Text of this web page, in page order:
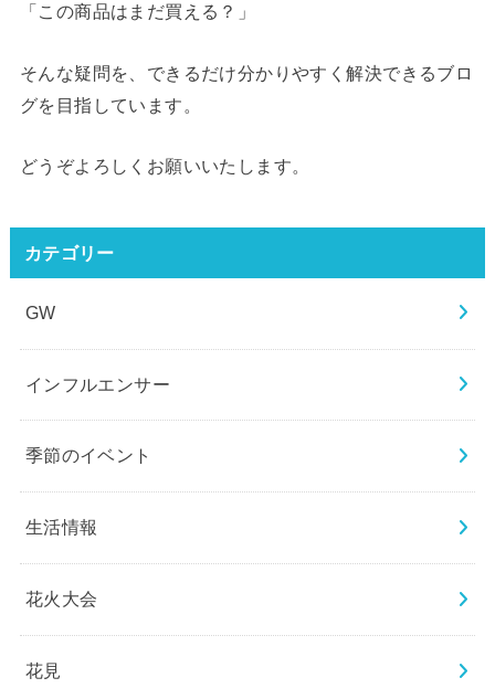
「この商品はまだ買える？」
そんな疑問を、できるだけ分かりやすく解決できるブロ
グを目指しています。
どうぞよろしくお願いいたします。
カテゴリー
GW
インフルエンサー
季節のイベント
生活情報
花火大会
花見